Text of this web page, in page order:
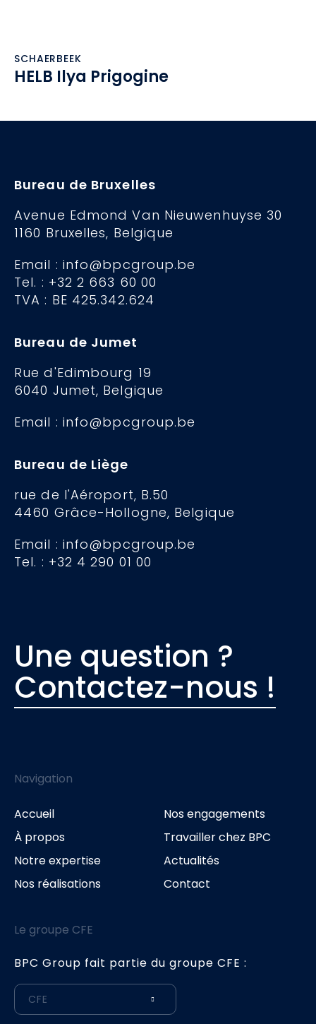
SCHAERBEEK
HELB Ilya Prigogine
Bureau de Bruxelles
Avenue Edmond Van Nieuwenhuyse 30
1160 Bruxelles, Belgique
Email : info@bpcgroup.be
Tel. : +32 2 663 60 00
TVA : BE 425.342.624
Bureau de Jumet
Rue d'Edimbourg 19
6040 Jumet, Belgique
Email : info@bpcgroup.be
Bureau de Liège
rue de l'Aéroport, B.50
4460 Grâce-Hollogne, Belgique
Email : info@bpcgroup.be
Tel. : +32 4 290 01 00
Une question ?
Contactez-nous !
Navigation
Accueil
À propos
Notre expertise
Nos réalisations
Nos engagements
Travailler chez BPC
Actualités
Contact
Le groupe CFE
BPC Group fait partie du groupe CFE :
CFE